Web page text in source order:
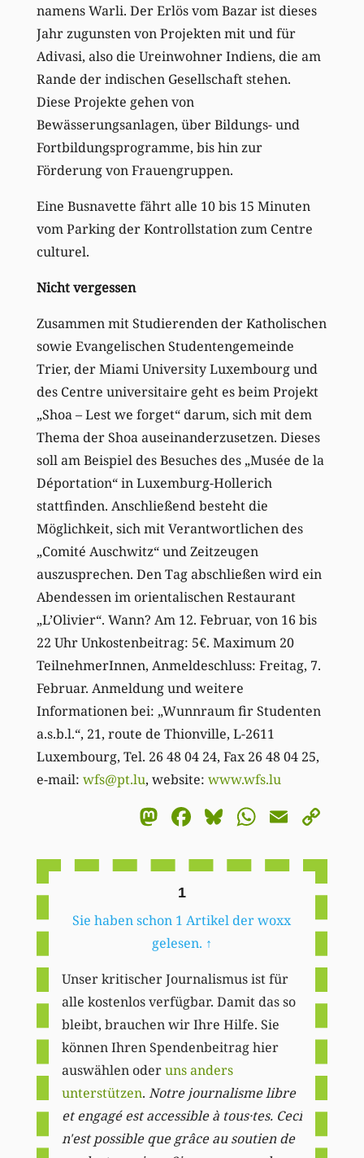
namens Warli. Der Erlös vom Bazar ist dieses
Jahr zugunsten von Projekten mit und für
Adivasi, also die Ureinwohner Indiens, die am
Rande der indischen Gesellschaft stehen.
Diese Projekte gehen von
Bewässerungsanlagen, über Bildungs- und
Fortbildungsprogramme, bis hin zur
Förderung von Frauengruppen.
Eine Busnavette fährt alle 10 bis 15 Minuten
vom Parking der Kontrollstation zum Centre
culturel.
Nicht vergessen
Zusammen mit Studierenden der Katholischen
sowie Evangelischen Studentengemeinde
Trier, der Miami University Luxembourg und
des Centre universitaire geht es beim Projekt
„Shoa – Lest we forget“ darum, sich mit dem
Thema der Shoa auseinanderzusetzen. Dieses
soll am Beispiel des Besuches des „Musée de la
Déportation“ in Luxemburg-Hollerich
stattfinden. Anschließend besteht die
Möglichkeit, sich mit Verantwortlichen des
„Comité Auschwitz“ und Zeitzeugen
auszusprechen. Den Tag abschließen wird ein
Abendessen im orientalischen Restaurant
„L’Olivier“. Wann? Am 12. Februar, von 16 bis
22 Uhr Unkostenbeitrag: 5€. Maximum 20
TeilnehmerInnen, Anmeldeschluss: Freitag, 7.
Februar. Anmeldung und weitere
Informationen bei: „Wunnraum fir Studenten
a.s.b.l.“, 21, route de Thionville, L-2611
Luxembourg, Tel. 26 48 04 24, Fax 26 48 04 25,
e-mail: wfs@pt.lu, website: www.wfs.lu
Mastodon
Facebook
BlueskyEmail
1
Sie haben schon 1 Artikel der woxx
gelesen. ↑
Unser kritischer Journalismus ist für
alle kostenlos verfügbar. Damit das so
bleibt, brauchen wir Ihre Hilfe. Sie
können Ihren Spendenbeitrag hier
auswählen oderuns anders
unterstützen. Notre journalisme libre
et engagé est accessible à tous·tes. Ceci
n'est possible que grâce au soutien de